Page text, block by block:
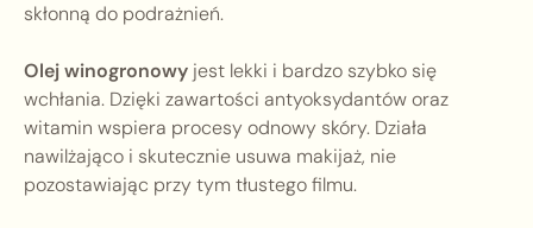
skłonną do podrażnień.
Olej winogronowy jest lekki i bardzo szybko się
wchłania. Dzięki zawartości antyoksydantów oraz
witamin wspiera procesy odnowy skóry. Działa
nawilżająco i skutecznie usuwa makijaż, nie
pozostawiając przy tym tłustego filmu.